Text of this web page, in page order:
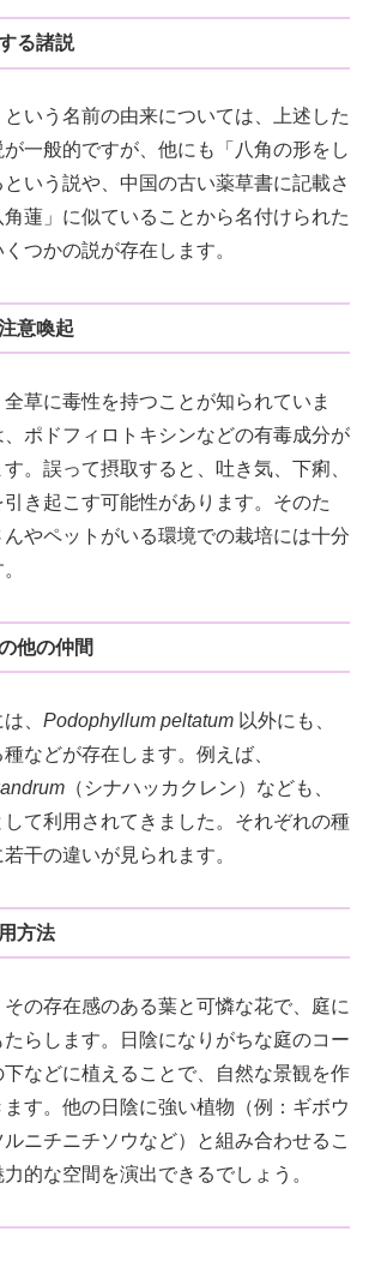
る諸説
という名前の由来については、上述した
が一般的ですが、他にも「八角の形をし
いう説や、中国の古い薬草書に記載さ
蓮」に似ていることから名付けられた
つかの説が存在します。
意喚起
草に毒性を持つことが知られていま
ポドフィロトキシンなどの有毒成分が
。誤って摂取すると、吐き気、下痢、
き起こす可能性があります。そのた
やペットがいる環境での栽培には十分
他の仲間
、 Podophyllum peltatum 以外にも、
などが存在します。例えば、
（シナハッカクレン）なども、
て利用されてきました。それぞれの種
干の違いが見られます。
方法
の存在感のある葉と可憐な花で、庭に
らします。日陰になりがちな庭のコー
などに植えることで、自然な景観を作
す。他の日陰に強い植物（例：ギボウ
ニチニチソウなど）と組み合わせるこ
的な空間を演出できるでしょう。